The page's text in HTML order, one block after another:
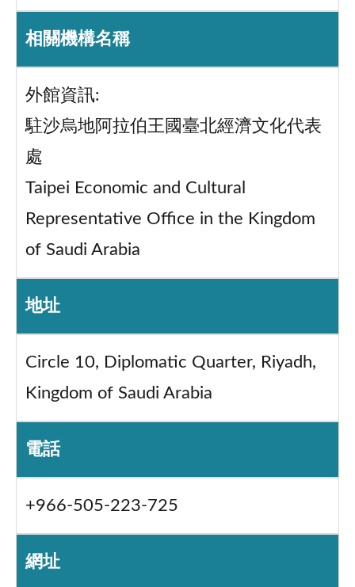
相關機構名稱
外館資訊:
駐沙烏地阿拉伯王國臺北經濟文化代表
處
Taipei Economic and Cultural
Representative Office in the Kingdom
of Saudi Arabia
地址
Circle 10, Diplomatic Quarter, Riyadh,
Kingdom of Saudi Arabia
電話
+966-505-223-725
網址